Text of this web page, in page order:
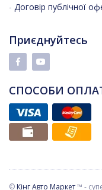
- Договір публічної
Приєднуйтесь
СПОСОБИ
© Кінг Авто Маркет™ -